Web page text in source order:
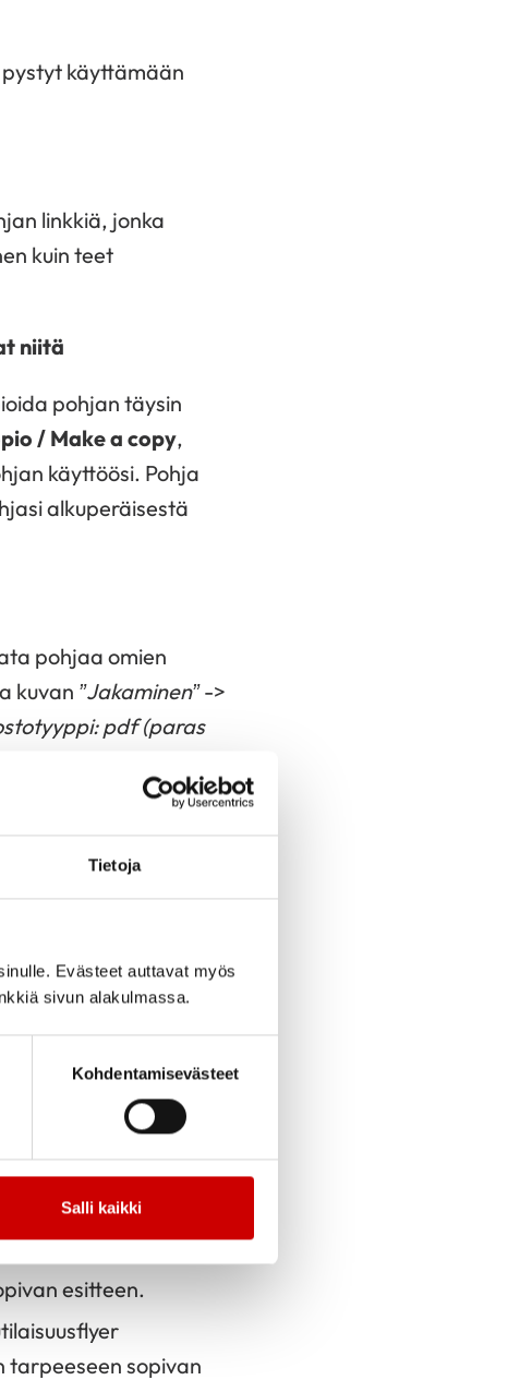
Tietoja
Evästeet auttavat myös
sivun alakulmassa.
Kohdentamisevästeet
Salli kaikki
käyttämään
linkkiä, jonka
kuin teet
niitä
pohjan täysin
/ Make a copy,
käyttöösi. Pohja
alkuperäisestä
pohjaa omien
kuvan ”Jakaminen”->
pdf (paras
Facebook)
Linkedin yms.)
esitteen.
tarpeeseen sopivan